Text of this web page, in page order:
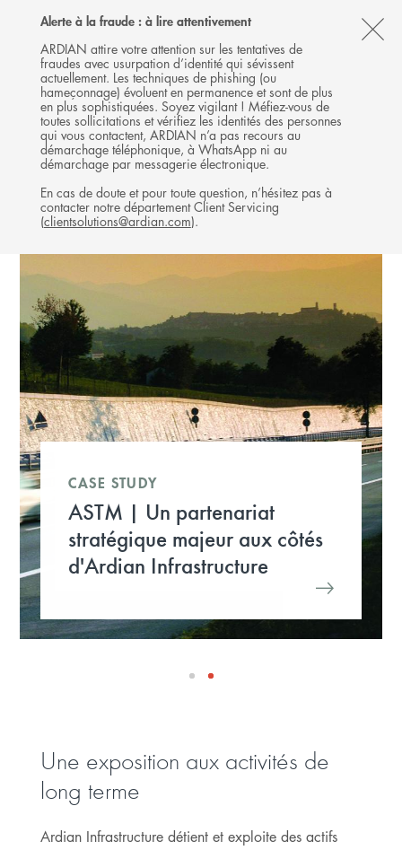
Alerte à la fraude : à lire attentivement
ARDIAN attire votre attention sur les tentatives de
fraudes avec usurpation d’identité qui sévissent
actuellement. Les techniques de phishing (ou
hameçonnage) évoluent en permanence et sont de plus
en plus sophistiquées. Soyez vigilant ! Méfiez-vous de
toutes sollicitations et vérifiez les identités des personnes
qui vous contactent, ARDIAN n’a pas recours au
démarchage téléphonique, à WhatsApp ni au
démarchage par messagerie électronique.
En cas de doute et pour toute question, n’hésitez pas à
contacter notre département Client Servicing
(clientsolutions@ardian.com).
Follow
Ardian
on
X
Follow
Ardian
on
LinkedIn
Follow
Ardian
on
YouTube
Ardian
on
Jobs
on
LinkedIn
MENU
INVESTISSEMENTS
INFRASTRUCTURE
CASE STUDY
ASTM | Un partenariat
stratégique majeur aux côtés
d'Ardian Infrastructure
Une exposition aux activités de
long terme
Ardian Infrastructure détient et exploite des actifs